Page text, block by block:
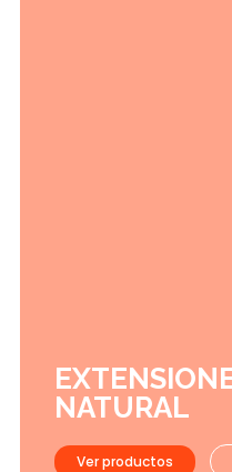
NATURAL
Ver productos